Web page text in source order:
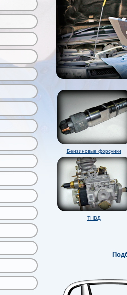
Бензиновые форсунки
ТНВД